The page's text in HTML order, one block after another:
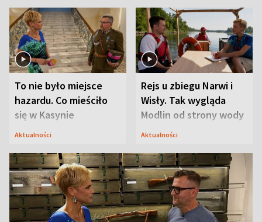
To nie było miejsce
hazardu. Co mieściło
się w Kasynie
Oficerskim?
Aktualności
Rejs u zbiegu Narwi i
Wisły. Tak wygląda
Modlin od strony wody
Aktualności